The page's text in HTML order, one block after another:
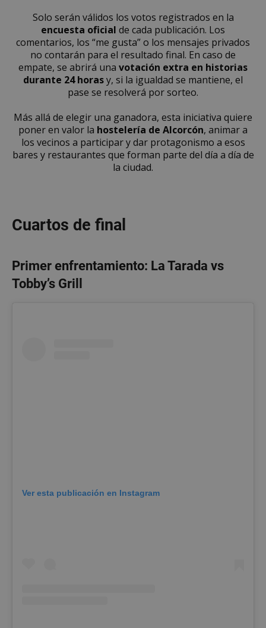
Solo serán válidos los votos registrados en la
encuesta oficial de cada publicación. Los
comentarios, los “me gusta” o los mensajes privados
no contarán para el resultado final. En caso de
empate, se abrirá una votación extra en historias
durante 24 horasy, si la igualdad se mantiene, el
pase se resolverá por sorteo.
Más allá de elegir una ganadora, esta iniciativa quiere
poner en valor la hostelería de Alcorcón, animar a
los vecinos a participar y dar protagonismo a esos
bares y restaurantes que forman parte del día a día de
la ciudad.
Cuartos de final
Primer enfrentamiento: La Tarada vs
Tobby’s Grill
Ver esta publicación en Instagram